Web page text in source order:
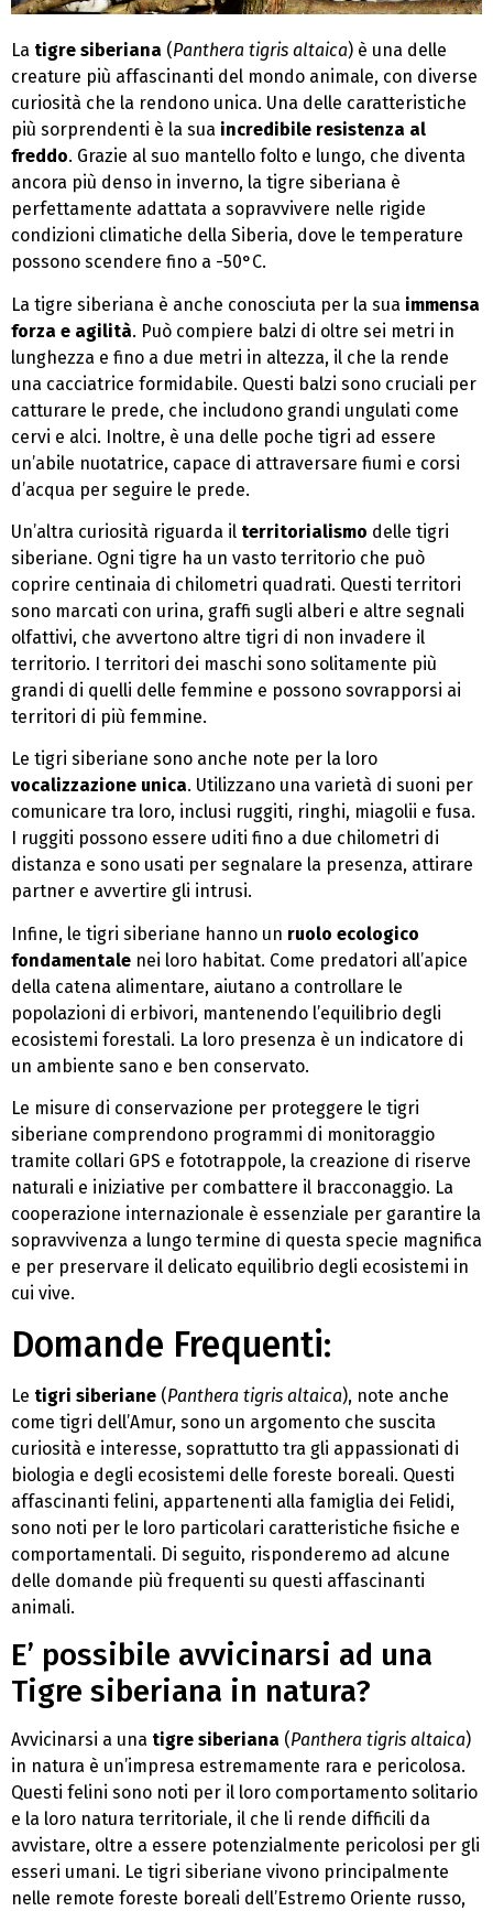
La tigre siberiana (Panthera tigris altaica) è una delle
creature più affascinanti del mondo animale, con diverse
curiosità che la rendono unica. Una delle caratteristiche
più sorprendenti è la sua incredibile resistenza al
freddo. Grazie al suo mantello folto e lungo, che diventa
ancora più denso in inverno, la tigre siberiana è
perfettamente adattata a sopravvivere nelle rigide
condizioni climatiche della Siberia, dove le temperature
possono scendere fino a -50°C.
La tigre siberiana è anche conosciuta per la sua immensa
forza e agilità. Può compiere balzi di oltre sei metri in
lunghezza e fino a due metri in altezza, il che la rende
una cacciatrice formidabile. Questi balzi sono cruciali per
catturare le prede, che includono grandi ungulati come
cervi e alci. Inoltre, è una delle poche tigri ad essere
un’abile nuotatrice, capace di attraversare fiumi e corsi
d’acqua per seguire le prede.
Un’altra curiosità riguarda il territorialismo delle tigri
siberiane. Ogni tigre ha un vasto territorio che può
coprire centinaia di chilometri quadrati. Questi territori
sono marcati con urina, graffi sugli alberi e altre segnali
olfattivi, che avvertono altre tigri di non invadere il
territorio. I territori dei maschi sono solitamente più
grandi di quelli delle femmine e possono sovrapporsi ai
territori di più femmine.
Le tigri siberiane sono anche note per la loro
vocalizzazione unica. Utilizzano una varietà di suoni per
comunicare tra loro, inclusi ruggiti, ringhi, miagolii e fusa.
I ruggiti possono essere uditi fino a due chilometri di
distanza e sono usati per segnalare la presenza, attirare
partner e avvertire gli intrusi.
Infine, le tigri siberiane hanno un ruolo ecologico
fondamentale nei loro habitat. Come predatori all’apice
della catena alimentare, aiutano a controllare le
popolazioni di erbivori, mantenendo l’equilibrio degli
ecosistemi forestali. La loro presenza è un indicatore di
un ambiente sano e ben conservato.
Le misure di conservazione per proteggere le tigri
siberiane comprendono programmi di monitoraggio
tramite collari GPS e fototrappole, la creazione di riserve
naturali e iniziative per combattere il bracconaggio. La
cooperazione internazionale è essenziale per garantire la
sopravvivenza a lungo termine di questa specie magnifica
e per preservare il delicato equilibrio degli ecosistemi in
cui vive.
Domande Frequenti:
Le tigri siberiane (Panthera tigris altaica), note anche
come tigri dell’Amur, sono un argomento che suscita
curiosità e interesse, soprattutto tra gli appassionati di
biologia e degli ecosistemi delle foreste boreali. Questi
affascinanti felini, appartenenti alla famiglia dei Felidi,
sono noti per le loro particolari caratteristiche fisiche e
comportamentali. Di seguito, risponderemo ad alcune
delle domande più frequenti su questi affascinanti
animali.
E’ possibile avvicinarsi ad una
Tigre siberiana in natura?
Avvicinarsi a una tigre siberiana (Panthera tigris altaica)
in natura è un’impresa estremamente rara e pericolosa.
Questi felini sono noti per il loro comportamento solitario
e la loro natura territoriale, il che li rende difficili da
avvistare, oltre a essere potenzialmente pericolosi per gli
esseri umani. Le tigri siberiane vivono principalmente
nelle remote foreste boreali dell’Estremo Oriente russo,